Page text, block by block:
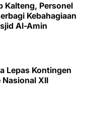
Kalteng, Personel
Kebahagiaan
Al-Amin
Lepas Kontingen
XII